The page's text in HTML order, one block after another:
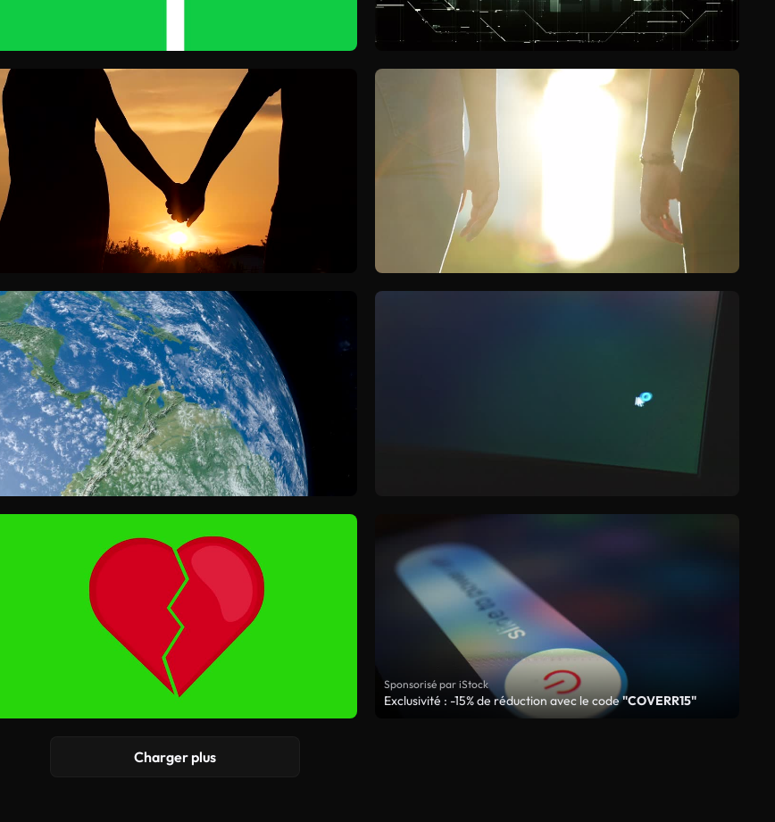
Sponsorisé par iStock
Exclusivité : -15% de réduction avec le code"COVERR15"
Charger plus